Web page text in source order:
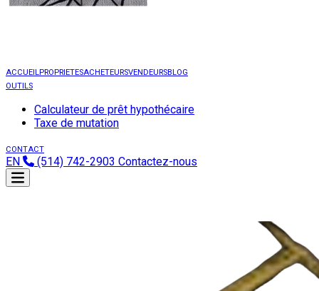
ACCUEILPROPRIETESACHETEURSVENDEURSBLOG
OUTILS
Calculateur de prêt hypothécaire
Taxe de mutation
CONTACT
EN (514) 742-2903 Contactez-nous